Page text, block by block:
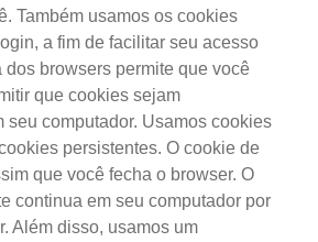
Também usamos os cookies
a fim de facilitar seu acesso
dos browsers permite que você
que cookies sejam
seu computador. Usamos cookies
persistentes. O cookie de
que você fecha o browser. O
continua em seu computador por
Além disso, usamos um